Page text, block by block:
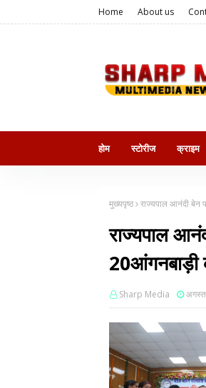
Home About us
होम स्टोरीज क्राइम
मुख्यपृष्ठ राज्यपाल आनंदी बेन
राज्यपाल
20आंगनबाड़ी
Sharp Media